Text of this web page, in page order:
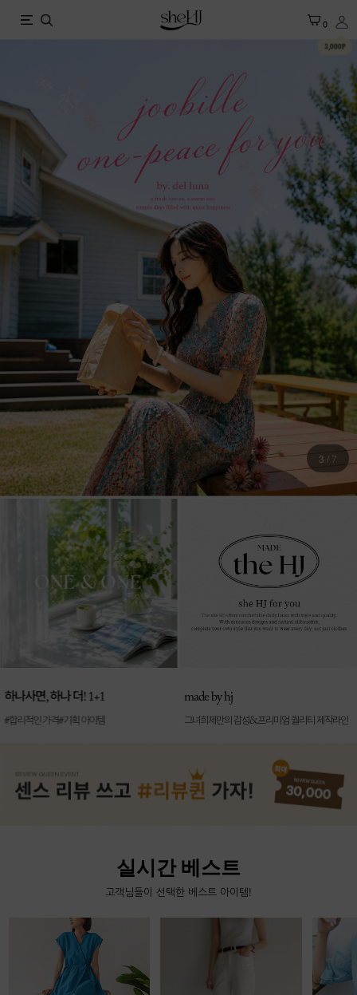
X 0
3,000P
3 / 7
하나사면, 하나 더! 1+1
#합리적인 가격#기획 아이템
made by hj
그녀희제만의 감성&프리미엄 퀄리티 제작라인
실시간 베스트
고객님들이 선택한 베스트 아이템!